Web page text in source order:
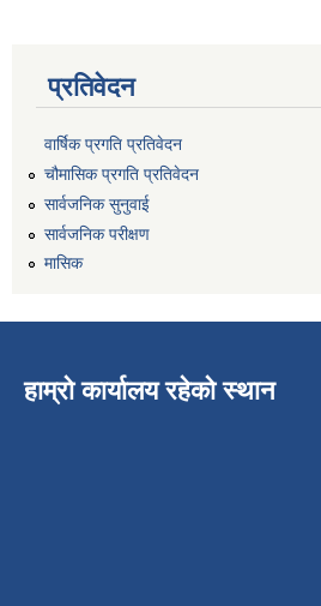
प्रतिवेदन
वार्षिक प्रगति प्रतिवेदन
चौमासिक प्रगति प्रतिवेदन
सार्वजनिक सुनुवाई
सार्वजनिक परीक्षण
मासिक
हाम्रो कार्यालय रहेको स्थान